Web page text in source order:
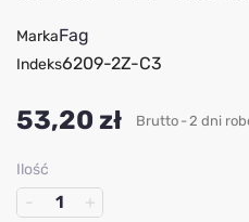
MarkaFag
Indeks6209-2Z-C3
53,20 zł Brutto 2 dni
Ilość